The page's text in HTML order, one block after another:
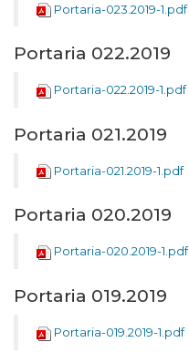
Portaria-023.2019-1.pdf
Portaria 022.2019
Portaria-022.2019-1.pdf
Portaria 021.2019
Portaria-021.2019-1.pdf
Portaria 020.2019
Portaria-020.2019-1.pdf
Portaria 019.2019
Portaria-019.2019-1.pdf